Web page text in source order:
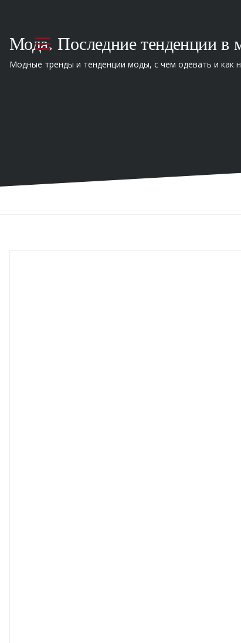
Мода. Последние тенденции в
Модные тренды и тенденции моды, с чем одевать и как